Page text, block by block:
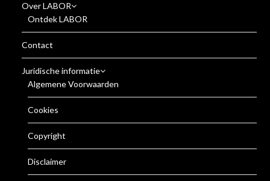
Over LABOR
Ontdek LABOR
Contact
Juridische informatie
Algemene Voorwaarden
Cookies
Copyright
Disclaimer